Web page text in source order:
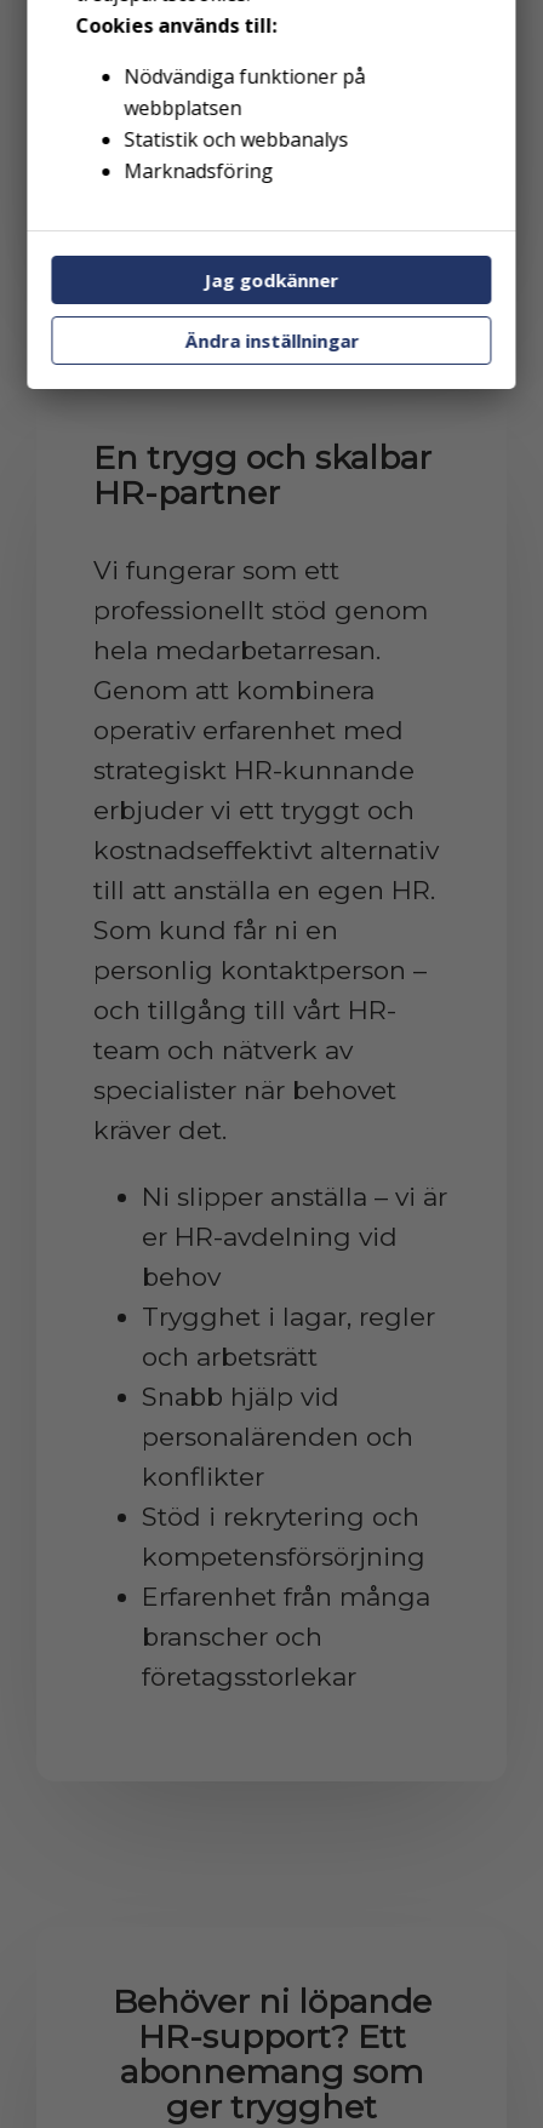
Cookies används till:
Nödvändiga funktioner på
webbplatsen
Statistik och webbanalys
Marknadsföring
Jag godkänner
Ändra inställningar
En trygg och skalbar
HR-partner
​​​​​​​Vi fungerar som ett
professionellt stöd genom
hela medarbetarresan.
Genom att kombinera
operativ erfarenhet med
strategiskt HR-kunnande
erbjuder vi ett tryggt och
kostnadseffektivt alternativ
till att anställa en egen HR.
Som kund får ni en
personlig kontaktperson –
och tillgång till vårt HR-
team och nätverk av
specialister när behovet
kräver det.
Ni slipper anställa – vi är
er HR-avdelning vid
behov
Trygghet i lagar, regler
och arbetsrätt
Snabb hjälp vid
personalärenden och
konflikter
Stöd i rekrytering och
kompetensförsörjning
Erfarenhet från många
branscher och
företagsstorlekar
Behöver ni löpande
HR-support? Ett
abonnemang som
ger trygghet